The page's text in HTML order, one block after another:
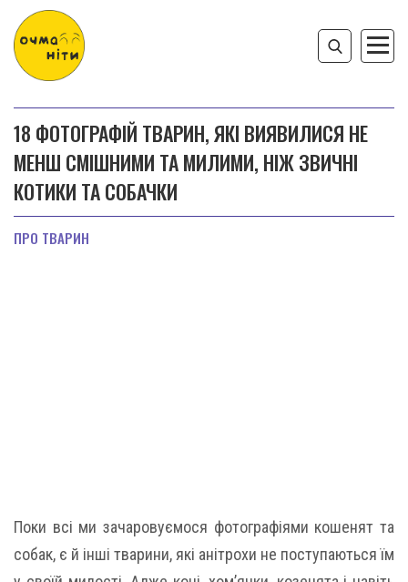
18 ФОТОГРАФІЙ ТВАРИН, ЯКІ ВИЯВИЛИСЯ НЕ
МЕНШ СМІШНИМИ ТА МИЛИМИ, НІЖ ЗВИЧНІ
КОТИКИ ТА СОБАЧКИ
ПРО ТВАРИН
Поки всі ми зачаровуємося фотографіями кошенят та
собак, є й інші тварини, які анітрохи не поступаються їм